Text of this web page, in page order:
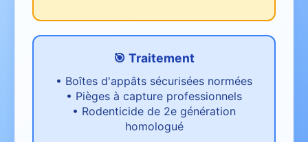
🎯 Traitement
• Boîtes d'appâts sécurisées normées
• Pièges à capture professionnels
• Rodenticide de 2e génération
homologué